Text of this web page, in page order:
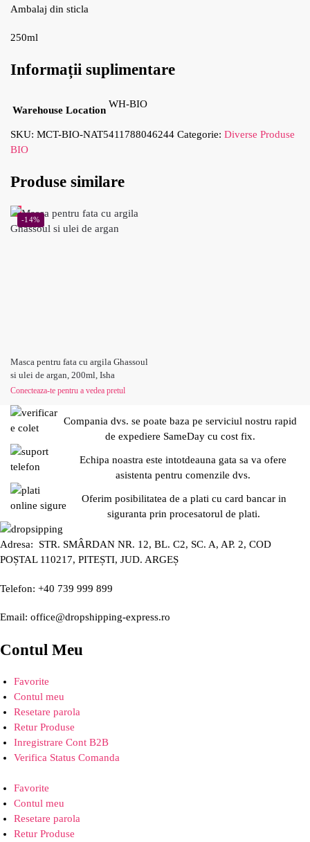
Ambalaj din sticla
250ml
Informații suplimentare
Warehouse Location
WH-BIO
SKU: MCT-BIO-NAT5411788046244 Categorie: Diverse Produse
BIO
Produse similare
-14%
Masca pentru fata cu argila Ghassoul
si ulei de argan, 200ml, Isha
Conecteaza-te pentru a vedea pretul
Compania dvs. se poate baza pe serviciul nostru rapid
de expediere SameDay cu cost fix.
Echipa noastra este intotdeauna gata sa va ofere
asistenta pentru comenzile dvs.
Oferim posibilitatea de a plati cu card bancar in
siguranta prin procesatorul de plati.
Adresa: STR. SMÂRDAN NR. 12, BL. C2, SC. A, AP. 2, COD
POȘTAL 110217, PITEȘTI, JUD. ARGEȘ
Telefon: +40 739 999 899
Email: office@dropshipping-express.ro
Contul Meu
Favorite
Contul meu
Resetare parola
Retur Produse
Inregistrare Cont B2B
Verifica Status Comanda
Favorite
Contul meu
Resetare parola
Retur Produse